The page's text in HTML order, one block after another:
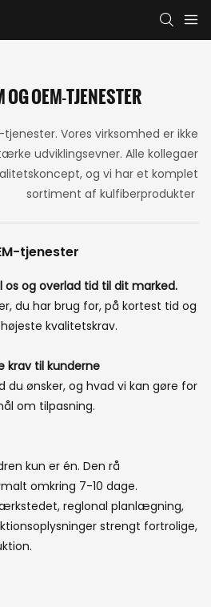
OEM-TJENESTER
tjenester. Vores virksomhed er ikke
udviklingsevner. Alle kollegaer
og vi har et komplet
sortiment af kulfiberprodukter
tjenester
og overlad tid til dit marked.
du har brug for, på kortest tid og
kvalitetskrav.
krav til kunderne
ønsker, og hvad vi kan gøre for
om tilpasning.
kun er én. Den rå
omkring 7-10 dage.
reglonal planlægning,
strengt fortrolige,